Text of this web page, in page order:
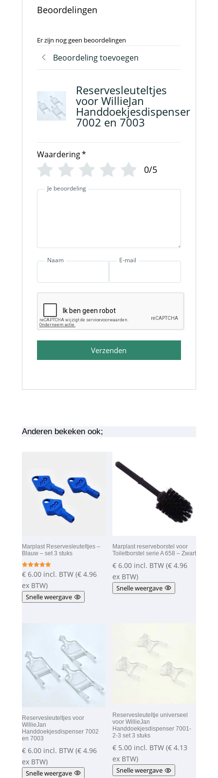
Beoordelingen
Er zijn nog geen beoordelingen
Beoordeling toevoegen
Reservesleuteltjes
voor WillieJan
Handdoekjesdispenser
7002 en 7003
Waardering*
0/5
Je beoordeling
Naam E-mail
Verzenden
Anderen bekeken ook;
Marplast Reservesleuteltjes –
Blauw – set 3 stuks
Gewaardeer
d
5.00
uit 5
€6.00 incl. BTW (€4.96
ex BTW)
Snelle weergave
Marplast reserveborstel voor
Toiletborstel serie A 658 – Zwart
€ 6.00 incl. BTW (€ 4.96
ex BTW)
Snelle weergave
Reservesleuteltjes voor
WillieJan
Handdoekjesdispenser 7002
en 7003
€6.00 incl. BTW (€4.96
ex BTW)
Snelle weergave
Reservesleuteltje universeel
voor WillieJan
Handdoekjesdispenser 7001-
2-3 set 3 stuks
€ 5.00 incl. BTW (€ 4.13
ex BTW)
Snelle weergave